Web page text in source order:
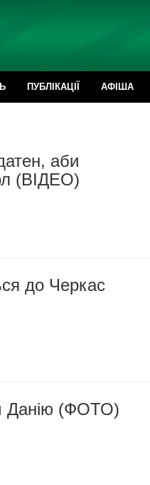
ПУБЛІКАЦІЇ АФІША
аби
(ВІДЕО)
до Черкас
Данію (ФОТО)